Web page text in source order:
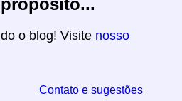
o blog! Visite nosso
Contato e sugestões